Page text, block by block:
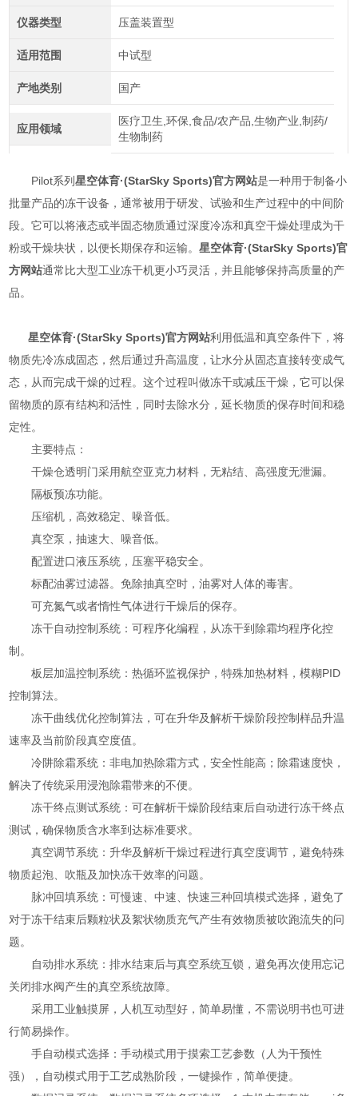
仪器类型 压盖装置型
适用范围 中试型
产地类别 国产
应用领域
医疗卫生,环保,食品/农产品,生物产业,制药/
生物制药
Pilot系列星空体育·(StarSky Sports)官方网站是一种用于制备小
批量产品的冻干设备，通常被用于研发、试验和生产过程中的中间阶
段。它可以将液态或半固态物质通过深度冷冻和真空干燥处理成为干
粉或干燥块状，以便长期保存和运输。星空体育·(StarSky Sports)官
方网站通常比大型工业冻干机更小巧灵活，并且能够保持高质量的产
品。
星空体育·(StarSky Sports)官方网站利用低温和真空条件下，将
物质先冷冻成固态，然后通过升高温度，让水分从固态直接转变成气
态，从而完成干燥的过程。这个过程叫做冻干或减压干燥，它可以保
留物质的原有结构和活性，同时去除水分，延长物质的保存时间和稳
定性。
主要特点：
干燥仓透明门采用航空亚克力材料，无粘结、高强度无泄漏。
隔板预冻功能。
压缩机，高效稳定、噪音低。
真空泵，抽速大、噪音低。
配置进口液压系统，压塞平稳安全。
标配油雾过滤器。免除抽真空时，油雾对人体的毒害。
可充氮气或者惰性气体进行干燥后的保存。
冻干自动控制系统：可程序化编程，从冻干到除霜均程序化控
制。
板层加温控制系统：热循环监视保护，特殊加热材料，模糊PID
控制算法。
冻干曲线优化控制算法，可在升华及解析干燥阶段控制样品升温
速率及当前阶段真空度值。
冷阱除霜系统：非电加热除霜方式，安全性能高；除霜速度快，
解决了传统采用浸泡除霜带来的不便。
冻干终点测试系统：可在解析干燥阶段结束后自动进行冻干终点
测试，确保物质含水率到达标准要求。
真空调节系统：升华及解析干燥过程进行真空度调节，避免特殊
物质起泡、吹瓶及加快冻干效率的问题。
脉冲回填系统：可慢速、中速、快速三种回填模式选择，避免了
对于冻干结束后颗粒状及絮状物质充气产生有效物质被吹跑流失的问
题。
自动排水系统：排水结束后与真空系统互锁，避免再次使用忘记
关闭排水阀产生的真空系统故障。
采用工业触摸屏，人机互动型好，简单易懂，不需说明书也可进
行简易操作。
手自动模式选择：手动模式用于摸索工艺参数（人为干预性
强），自动模式用于工艺成熟阶段，一键操作，简单便捷。